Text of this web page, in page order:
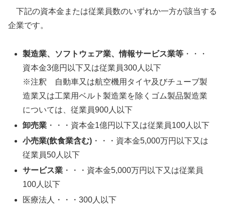
下記の資本金または従業員数のいずれか一方が該当する
企業です。
製造業、ソフトウェア業、情報サービス業等 ・・・
資本金3億円以下又は従業員300人以下
※注釈 自動車又は航空機用タイヤ及びチューブ製
造業又は工業用ベルト製造業を除くゴム製品製造業
については、従業員900人以下
卸売業 ・・・資本金1億円以下又は従業員100人以下
小売業(飲食業含む) ・・・資本金5,000万円以下又は
従業員50人以下
サービス業 ・・・資本金5,000万円以下又は従業員
100人以下
医療法人・・・300人以下